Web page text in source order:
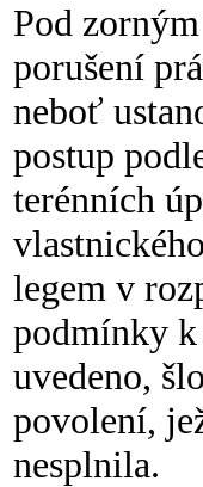
Pod
porušení
neboť
postup
terénních
legem v
podmínky k
uvedeno,
povolení,
nesplnila.